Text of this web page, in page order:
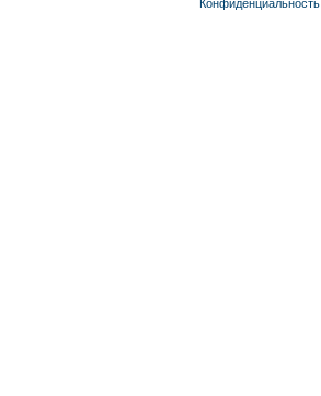
Конфиденциальность